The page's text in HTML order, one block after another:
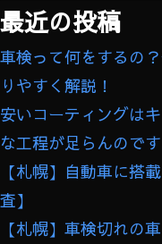
最近の投稿
車検って何をするの
りやすく解説！
安いコーティングは
な工程が足らんので
【札幌】自動車に搭
査】
【札幌】車検切れの